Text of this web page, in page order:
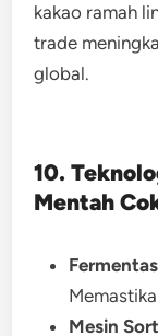
kakao ramah
trade
global.
10.
Mentah
Mesin